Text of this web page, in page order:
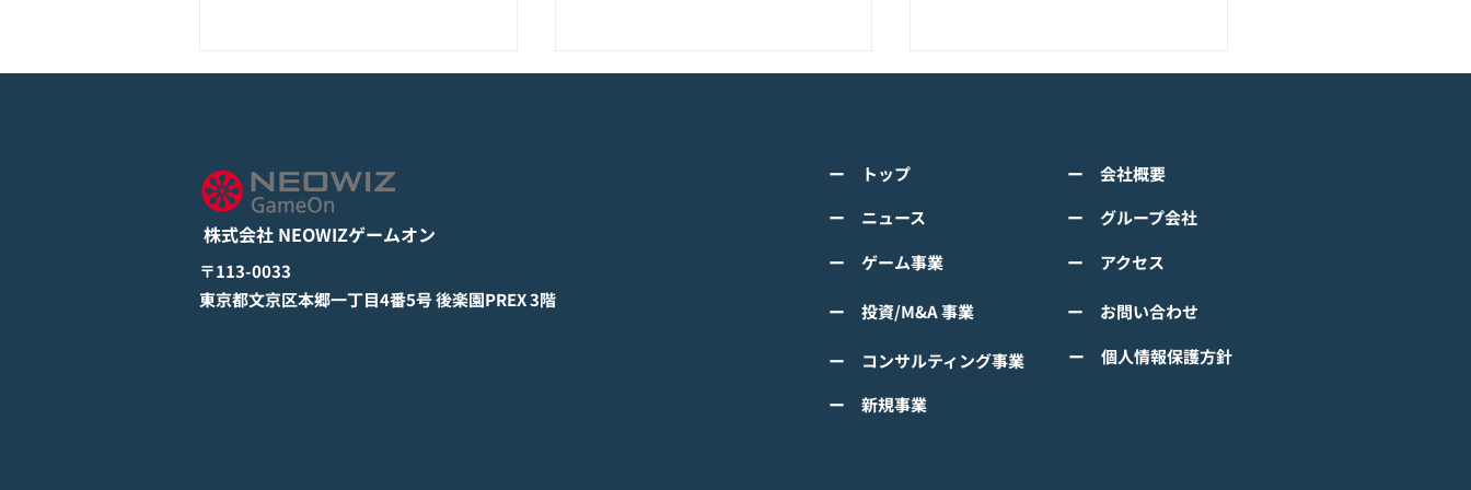
けて正式リリース！
い。 【ゲームオン プレスリリ
ース】 モバイル新作『ぼのぼの
なにしてる？』 Google Play
StoreとApp Storeから全世界に
向けて正式リリース！ #ぼのぼの
超伝導体！最高のスリックバ
ス】 K-POPアイドル応援アプリ
体！最高のスリックバック・チャ
のぼの なにしてる？』<span
class="space"></span>グロ
詳しくは下記PDFをご確認くださ
い。 【ゲームオン プレスリリ
ース】 TVアニメーション 『ぼの
ぼの なにしてる？』事前登録受
株式会社 NEOWIZゲームオン
​〒113-0033
​東京都文京区本郷一丁目4番5号 後楽園PREX 3階
ー トップ
ー ニュース
ー ゲーム事業
ー 投資/M&A 事業
ー コンサルティング事業
ー 会社概要
ー グループ会社
ー アクセス
ー お問い合わせ
ー 個人情報保護方針
ー 新規事業